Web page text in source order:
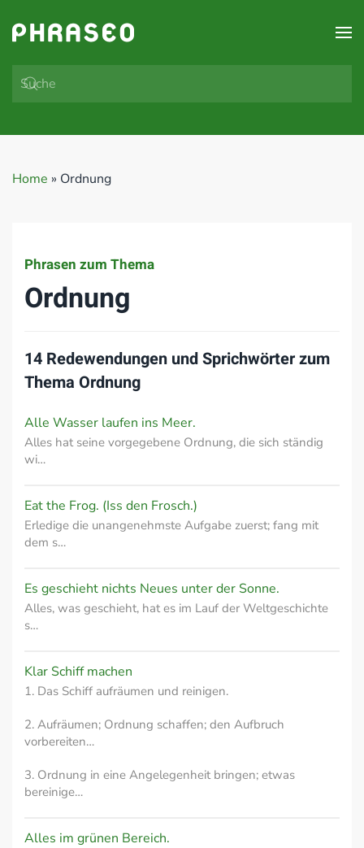
Zum Hauptinhalt springen
Home » Ordnung
Phrasen zum Thema
Ordnung
14 Redewendungen und Sprichwörter zum
Thema Ordnung
Alle Wasser laufen ins Meer.
Alles hat seine vorgegebene Ordnung, die sich ständig
wi…
Eat the Frog. (Iss den Frosch.)
Erledige die unangenehmste Aufgabe zuerst; fang mit
dem s…
Es geschieht nichts Neues unter der Sonne.
Alles, was geschieht, hat es im Lauf der Weltgeschichte
s…
Klar Schiff machen
1. Das Schiff aufräumen und reinigen.
2. Aufräumen; Ordnung schaffen; den Aufbruch
vorbereiten…
3. Ordnung in eine Angelegenheit bringen; etwas
bereinige…
Alles im grünen Bereich.